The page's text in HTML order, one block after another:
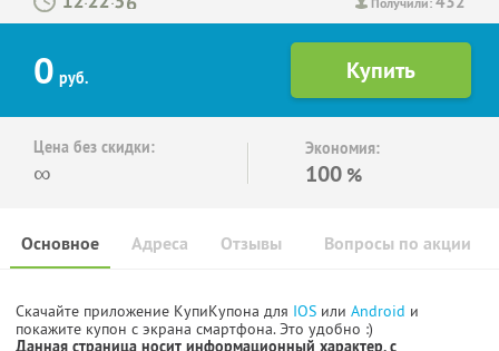
0 руб.
Цена без скидки:
∞
Экономия:
100 %
Основное Отзывы Вопросы по акции
Адреса
Скачайте приложение КупиКупона для IOS или Android и
покажите купон с экрана смартфона. Это удобно :)
Данная страница носит информационный характер, с